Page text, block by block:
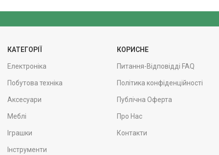
КАТЕГОРІЇ
Електроніка
Побутова техніка
Аксесуари
Меблі
Іграшки
Інструменти
КОРИСНЕ
Питання-Відповідді FAQ
Політика конфіденційності
Публічна Оферта
Про Нас
Контакти